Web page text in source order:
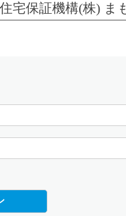
宅保証機構(株) ま